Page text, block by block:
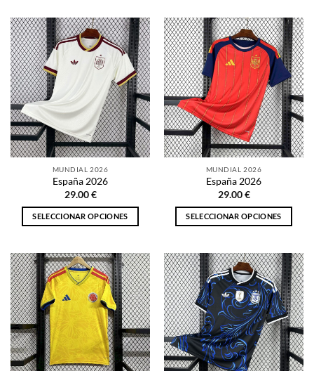
MUNDIAL 2026
España 2026
29.00€
SELECCIONAR OPCIONES
tiene
múltiples
variantes.
Las
opciones
pueden
elegir
MUNDIAL 2026
España 2026
29.00€
SELECCIONAR OPCIONES
tiene
múltiples
variantes.
Las
opciones
se
pueden
elegir